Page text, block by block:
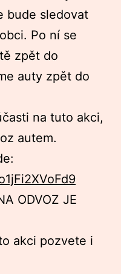
bude sledovat
Po ní se
zpět do
auty zpět do
na tuto akci,
autem.
ODVOZ JE
akci pozvete i